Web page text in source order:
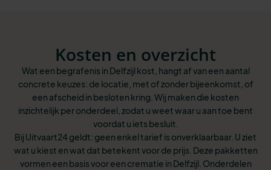
Kosten en overzicht
Wat een begrafenis in Delfzijl kost, hangt af van een aantal
concrete keuzes: de locatie, met of zonder bijeenkomst, of
een afscheid in besloten kring. Wij maken die kosten
inzichtelijk per onderdeel, zodat u weet waar u aan toe bent
voordat u iets besluit.
Bij Uitvaart24 geldt: geen enkel tarief is onverklaarbaar. U ziet
wat u kiest en wat dat betekent voor de prijs. Deze pakketten
vormen een basis voor een crematie in Delfzijl. Onderdelen